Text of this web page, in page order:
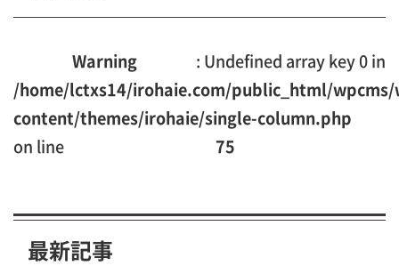
Warning
: Undefined array key 0 in
/home/lctxs14/irohaie.com/public_html/
content/themes/irohaie/single-column.php
on line
75
最新記事